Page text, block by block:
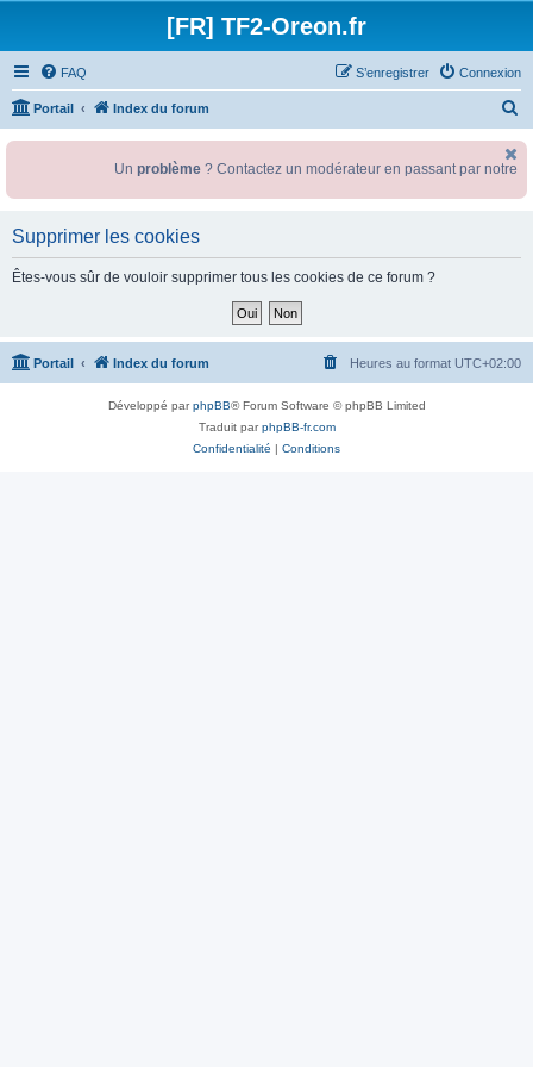
[FR] TF2-Oreon.fr
FAQ Connexion
S’enregistrer
Portail Index du forum
h
r
Un problème? Contactez un modérateur en passant par notre
Supprimer les cookies
Êtes-vous sûr de vouloir supprimer tous les cookies de ce forum ?
Portail Index du forum Heures au format UTC+02:00
Développé parphpBB® Forum Software © phpBB Limited
Traduit parphpBB-fr.com
Confidentialité | Conditions